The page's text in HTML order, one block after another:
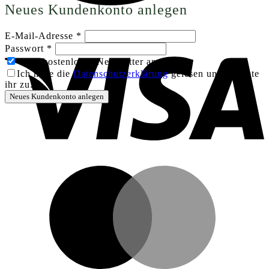
Neues Kundenkonto anlegen
E-Mail-Adresse *
Passwort *
Zum kostenlosen Newsletter anmelden
Ich habe dieDatenschutzerklärunggelesen und stimmte
ihr zu.
*
Neues Kundenkonto anlegen